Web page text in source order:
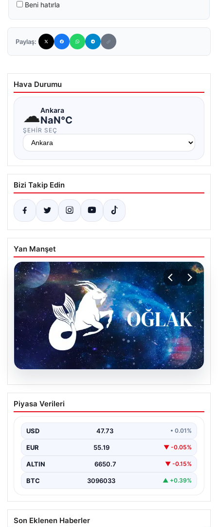
Beni hatırla
Paylaş:
Hava Durumu
☁Ankara
NaN°C
ŞEHIR SEÇ
Bizi Takip Edin
Yan Manşet
10 Ağustos Pazartesi Oğlak Burcu
Günlük Burç Yorumu
alanında önemli fırsatlarla karşılaşabileceği bir gün
olabilir.…
Piyasa Verileri
USD 47.73 • 0.01%
EUR 55.19 ▼ -0.05%
ALTIN 6650.7 ▼ -0.15%
BTC 3096033 ▲ +0.39%
Son Eklenen Haberler